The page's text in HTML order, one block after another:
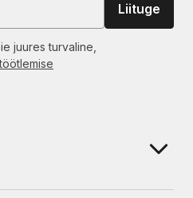
Liituge
juures turvaline,